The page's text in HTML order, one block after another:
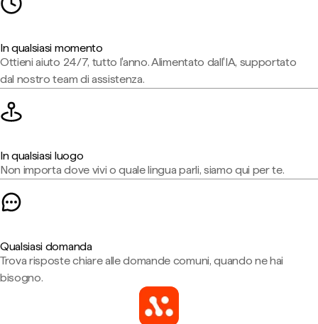
In qualsiasi momento
Ottieni aiuto 24/7, tutto l'anno. Alimentato dall'IA, supportato
dal nostro team di assistenza.
In qualsiasi luogo
Non importa dove vivi o quale lingua parli, siamo qui per te.
Qualsiasi domanda
Trova risposte chiare alle domande comuni, quando ne hai
bisogno.